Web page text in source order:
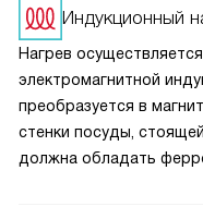
что поверхность до
прикасаться к ней
разогрева уже
Индукционный
Нагрев
электромагнитной
преобразуется в
стенки посуды,
должна обладать